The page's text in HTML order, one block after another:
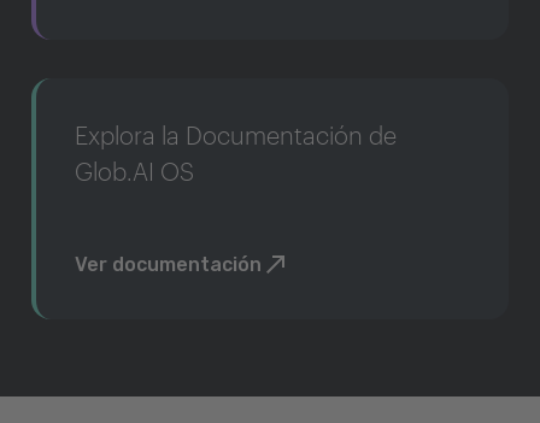
Explora la Documentación de
Glob.AI OS
Ver documentación